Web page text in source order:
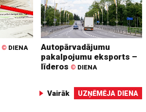
© DIENA
Autopārvadājumu
pakalpojumu eksports –
līderos © DIENA
Vairāk UZŅĒMĒJA DIENA